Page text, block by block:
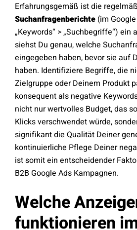
Erfahrungsgemäß ist die
Suchanfragenberichte (im
„Keywords“ > „Suchbegriffe“) ein
siehst Du genau, welche
eingegeben haben, bevor sie auf
haben. Identifiziere Begriffe, die
Zielgruppe oder Deinem Produkt
konsequent als negative
nicht nur wertvolles Budget, das
Klicks verschwendet würde,
signifikant die Qualität Deiner
kontinuierliche Pflege Deiner
ist somit ein entscheidender
B2B Google Ads Kampagnen.
Welche
funktionieren